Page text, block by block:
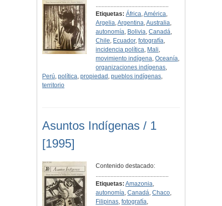
.................................................
Etiquetas: África,América,
Argelia,Argentina,Australia,
autonomía, Bolivia,Canadá,
Chile, Ecuador,fotografía,
incidencia política, Mali,
movimiento indígena,Oceanía,
organizaciones indígenas,
Perú, política, propiedad , pueblos indígenas,
territorio
Asuntos Indígenas / 1
[1995]
Contenido destacado:
.................................................
Etiquetas: Amazonia,
autonomía,Canadá,Chaco,
Filipinas,fotografía,